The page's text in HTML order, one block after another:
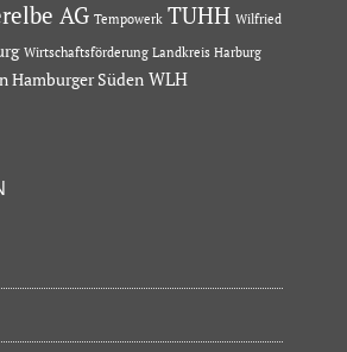
AG Tempowerk TUHH Wilfried
Wirtschaftsförderung Landkreis Harburg
Hamburger Süden WLH